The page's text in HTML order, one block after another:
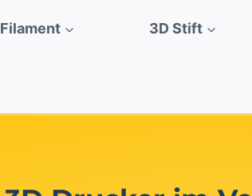
Filament 3D Stift